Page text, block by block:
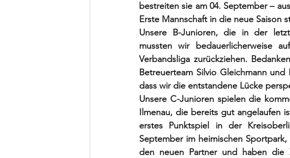
bestreiten sie am 04. September –
Erste Mannschaft in die neue Saison
Unsere B-Junioren, die in der
mussten wir bedauerlicherweise
Verbandsliga zurückziehen.
Betreuerteam Silvio Gleichmann
dass wir die entstandene Lücke
Unsere C-Junioren spielen die
Ilmenau, die bereits gut angelaufen
erstes Punktspiel in der
September im heimischen
den neuen Partner und haben die